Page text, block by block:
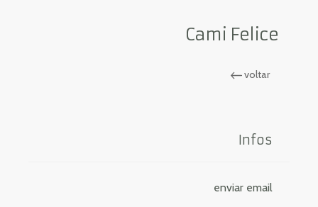
Cami Felice
voltar
Infos
enviar email